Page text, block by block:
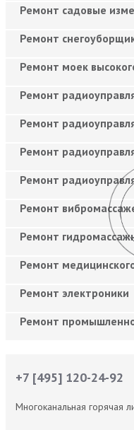
Ремонт садовые
Ремонт
Ремонт моек
Ремонт
Ремонт
Ремонт
Ремонт
Ремонт
Ремонт
Ремонт
Ремонт электроники
Ремонт
+7 [495] 120-24-92
Многоканальная горячая